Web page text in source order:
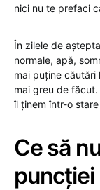
nici nu te prefaci
În zilele de
normale, apă,
mai puține căutări
mai greu de
îl ținem într-o
Ce să
puncției